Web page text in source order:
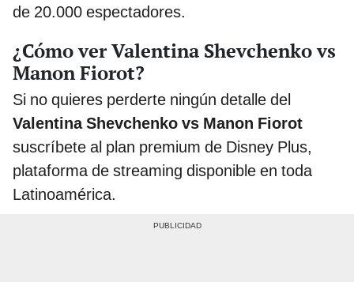
de 20.000 espectadores.
¿Cómo ver Valentina Shevchenko vs
Manon Fiorot?
Si no quieres perderte ningún detalle del
Valentina Shevchenko vs Manon Fiorot
suscríbete al plan premium de Disney Plus,
plataforma de streaming disponible en toda
Latinoamérica.